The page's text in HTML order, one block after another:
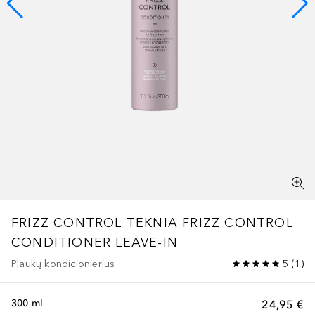
FRIZZ CONTROL TEKNIA FRIZZ CONTROL
CONDITIONER LEAVE-IN
Plaukų kondicionierius 5 (1 )
24,95 €
300 ml